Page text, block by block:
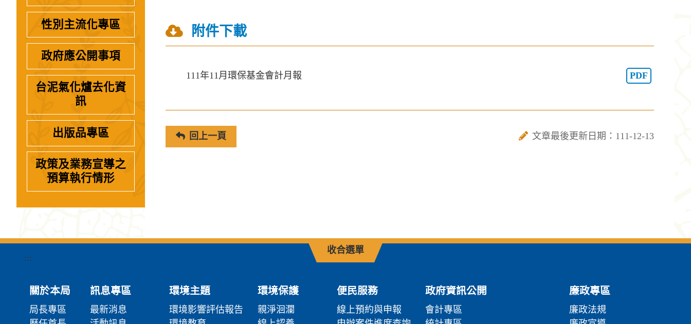
性別主流化專區
政府應公開事項
台泥氣化爐去化資
訊
出版品專區
政策及業務宣導之
預算執行情形
附件下載
111年11月環保基金會計月報 PDF
回上一頁 文章最後更新日期：111-12-13
收合選單
:::
關於本局
局長專區
訊息專區
最新消息
環境主題
環境影響評估報告
環境保護
親淨洄瀾
便民服務
線上預約與申報
政府資訊公開
會計專區
廉政專區
廉政法規